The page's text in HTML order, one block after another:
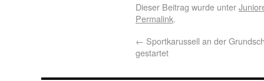
Dieser Beitrag wurde unter
Permalink.
← Sportkarussell an der
gestartet